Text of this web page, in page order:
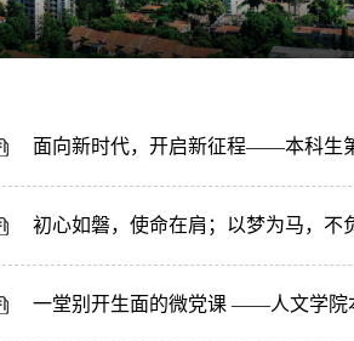
面向新时代，开启新征程——本科生
初心如磐，使命在肩；以梦为马，
一堂别开生面的微党课 ——人文学院